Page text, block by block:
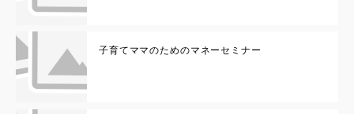
子育てママのためのマネーセミナー